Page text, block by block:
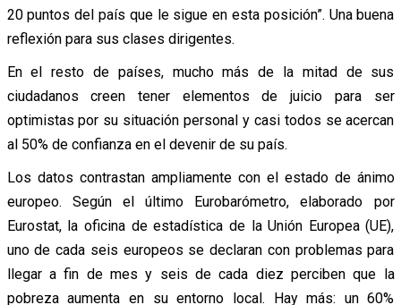
20 puntos del país que le sigue en esta posición”. Una buena
reflexión para sus clases dirigentes.
En el resto de países, mucho más de la mitad de sus
ciudadanos creen tener elementos de juicio para ser
optimistas por su situación personal y casi todos se acercan
al 50% de confianza en el devenir de su país.
Los datos contrastan ampliamente con el estado de ánimo
europeo. Según el último Eurobarómetro, elaborado por
Eurostat, la oficina de estadística de la Unión Europea (UE),
uno de cada seis europeos se declaran con problemas para
llegar a fin de mes y seis de cada diez perciben que la
pobreza aumenta en su entorno local. Hay más: un 60%